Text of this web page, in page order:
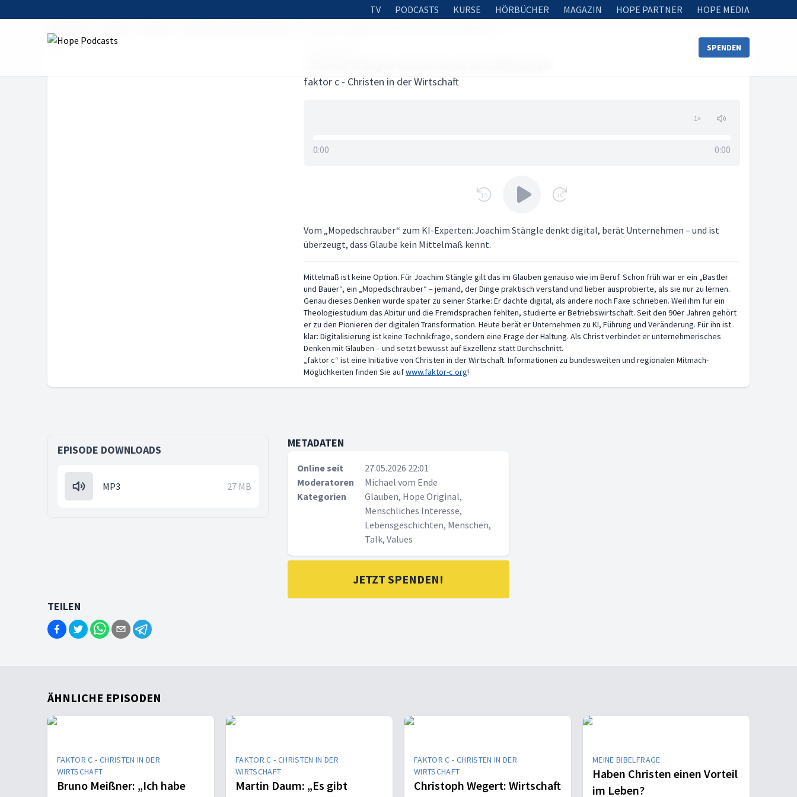
TV PODCASTS KURSE HÖRBÜCHER MAGAZIN HOPE PARTNER HOPE MEDIA
SPENDEN
faktor c - Christen in der Wirtschaft
1×
0:00 0:00
15 30
Vom „Mopedschrauber“ zum KI-Experten: Joachim Stängle denkt digital, berät Unternehmen – und ist
überzeugt, dass Glaube kein Mittelmaß kennt.
Mittelmaß ist keine Option. Für Joachim Stängle gilt das im Glauben genauso wie im Beruf. Schon früh war er ein „Bastler
und Bauer“, ein „Mopedschrauber“ – jemand, der Dinge praktisch verstand und lieber ausprobierte, als sie nur zu lernen.
Genau dieses Denken wurde später zu seiner Stärke: Er dachte digital, als andere noch Faxe schrieben. Weil ihm für ein
Theologiestudium das Abitur und die Fremdsprachen fehlten, studierte er Betriebswirtschaft. Seit den 90er Jahren gehört
er zu den Pionieren der digitalen Transformation. Heute berät er Unternehmen zu KI, Führung und Veränderung. Für ihn ist
klar: Digitalisierung ist keine Technikfrage, sondern eine Frage der Haltung. Als Christ verbindet er unternehmerisches
Denken mit Glauben – und setzt bewusst auf Exzellenz statt Durchschnitt.
„faktor c“ ist eine Initiative von Christen in der Wirtschaft. Informationen zu bundesweiten und regionalen Mitmach-
Möglichkeiten finden Sie aufwww.faktor-c.org!
EPISODE DOWNLOADS
MP3 27 MB
METADATEN
Online seit
27.05.2026 22:01
Moderatoren
Michael vom Ende
Kategorien
Glauben, Hope Original,
Menschliches Interesse,
Lebensgeschichten, Menschen,
Talk, Values
JETZT SPENDEN!
TEILEN
ÄHNLICHE EPISODEN
FAKTOR C - CHRISTEN IN DER
WIRTSCHAFT
Bruno Meißner: „Ich habe
FAKTOR C - CHRISTEN IN DER
WIRTSCHAFT
Martin Daum: „Es gibt
FAKTOR C - CHRISTEN IN DER
WIRTSCHAFT
Christoph Wegert: Wirtschaft
MEINE BIBELFRAGE
Haben Christen einen Vorteil
im Leben?